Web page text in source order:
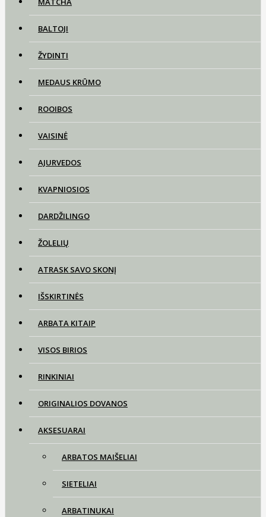
BALTOJI
ŽYDINTI
MEDAUS KRŪMO
ROOIBOS
VAISINĖ
AJURVEDOS
KVAPNIOSIOS
DARDŽILINGO
ŽOLELIŲ
ATRASK SAVO SKONĮ
IŠSKIRTINĖS
ARBATA KITAIP
VISOS BIRIOS
RINKINIAI
ORIGINALIOS DOVANOS
AKSESUARAI
ARBATOS MAIŠELIAI
SIETELIAI
ARBATINUKAI